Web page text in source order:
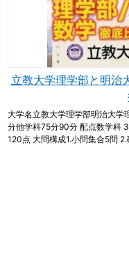
立教大学理学部と明治
大学名立教大学理学部明治大学
分他学科75分90分 配点数学科
120点 大問構成1.小問集合5問